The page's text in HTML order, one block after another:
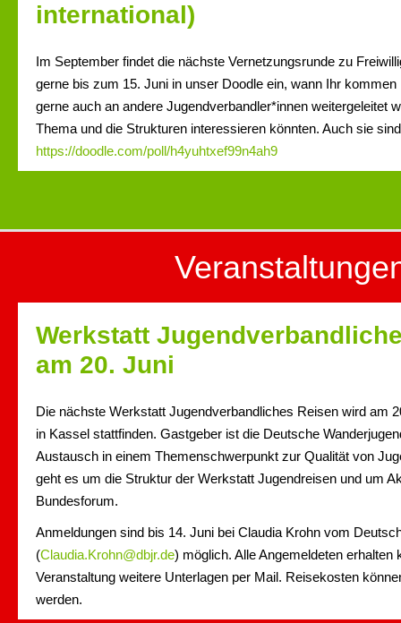
international)
Im September findet die nächste Vernetzungsrunde zu
gerne bis zum 15. Juni in unser Doodle ein, wann Ihr
gerne auch an andere Jugendverbandler*innen weitergeleitet
Thema und die Strukturen interessieren könnten. Auch sie
https://doodle.com/poll/h4yuhtxef99n4ah9
Werkstatt
am 20. Juni
Die nächste Werkstatt Jugendverbandliches Reisen wird am
in Kassel stattfinden. Gastgeber ist die Deutsche
Austausch in einem Themenschwerpunkt zur Qualität von
geht es um die Struktur der Werkstatt Jugendreisen und um
Bundesforum.
Anmeldungen sind bis 14. Juni bei Claudia Krohn vom
(Claudia.Krohn@dbjr.de) möglich. Alle Angemeldeten erhalten
Veranstaltung weitere Unterlagen per Mail. Reisekosten
werden.